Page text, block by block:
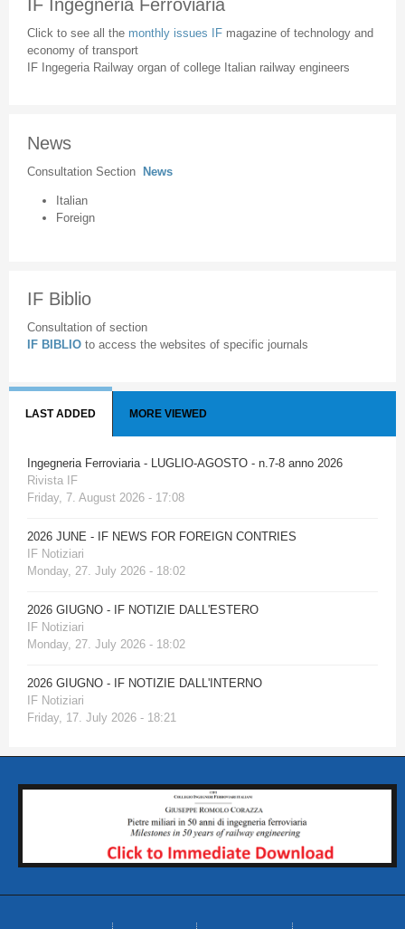
IF Ingegneria Ferroviaria
Click to see all the monthly issues IF magazine of technology and
economy of transport
IF Ingegeria Railway organ of college Italian railway engineers
News
Consultation Section News
Italian
Foreign
IF Biblio
Consultation of section
IF BIBLIO to access the websites of specific journals
LAST ADDED MORE VIEWED
Ingegneria Ferroviaria - LUGLIO-AGOSTO - n.7-8 anno 2026
Rivista IF
Friday, 7. August 2026 - 17:08
2026 JUNE - IF NEWS FOR FOREIGN CONTRIES
IF Notiziari
Monday, 27. July 2026 - 18:02
2026 GIUGNO - IF NOTIZIE DALL'ESTERO
IF Notiziari
Monday, 27. July 2026 - 18:02
2026 GIUGNO - IF NOTIZIE DALL'INTERNO
IF Notiziari
Friday, 17. July 2026 - 18:21